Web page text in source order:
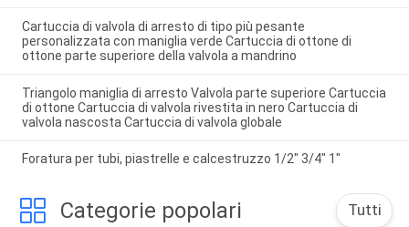
Cartuccia di valvola di arresto di tipo più pesante
personalizzata con maniglia verde Cartuccia di ottone di
ottone parte superiore della valvola a mandrino
Triangolo maniglia di arresto Valvola parte superiore Cartuccia
di ottone Cartuccia di valvola rivestita in nero Cartuccia di
valvola nascosta Cartuccia di valvola globale
Foratura per tubi, piastrelle e calcestruzzo 1/2" 3/4" 1"
Categorie popolari Tutti